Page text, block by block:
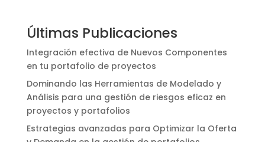
Últimas Publicaciones
Integración efectiva de Nuevos Componentes
en tu portafolio de proyectos
Dominando las Herramientas de Modelado y
Análisis para una gestión de riesgos eficaz en
proyectos y portafolios
Estrategias avanzadas para Optimizar la Oferta